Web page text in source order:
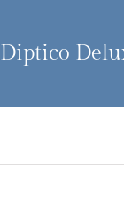
Diptico